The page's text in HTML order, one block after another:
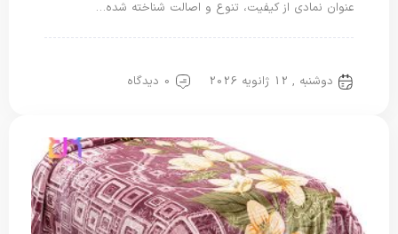
عنوان نمادی از کیفیت، تنوع و اصالت شناخته شده…
دوشنبه , 12 ژانویه 2026 0 دیدگاه